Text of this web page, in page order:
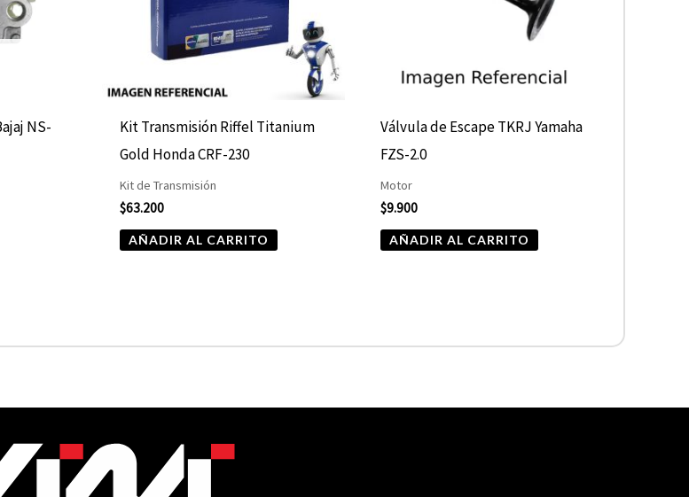
NS-
Kit Transmisión Riffel Titanium
Gold Honda CRF-230
Kit de Transmisión
$63.200
AÑADIR AL CARRITO
Válvula de Escape TKRJ Yamaha
FZS-2.0
Motor
$9.900
AÑADIR AL CARRITO